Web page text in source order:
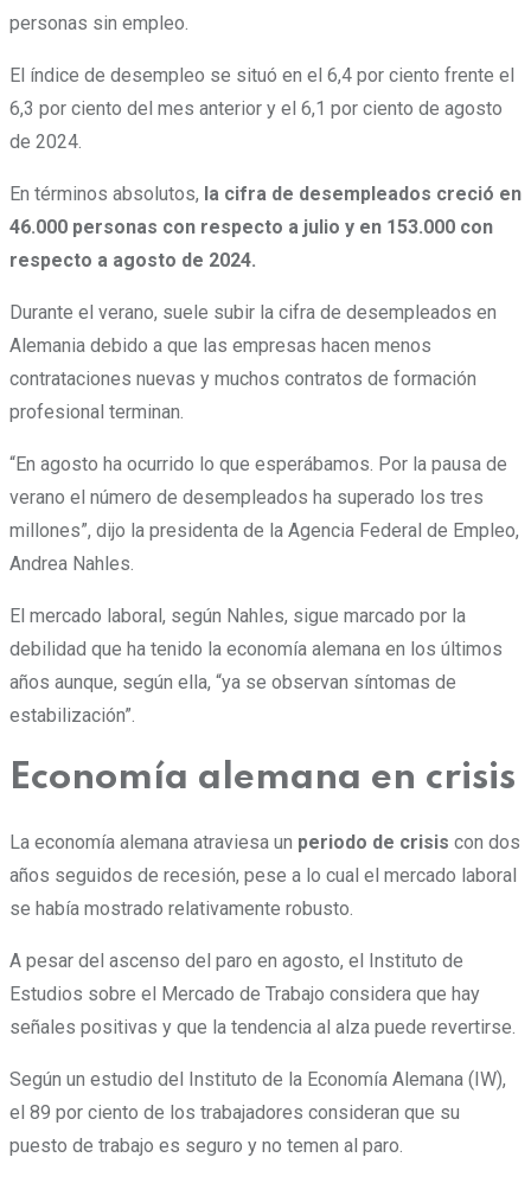
personas sin empleo.
El índice de desempleo se situó en el 6,4 por ciento frente el
6,3 por ciento del mes anterior y el 6,1 por ciento de agosto
de 2024.
En términos absolutos, la cifra de desempleados creció en
46.000 personas con respecto a julio y en 153.000 con
respecto a agosto de 2024.
Durante el verano, suele subir la cifra de desempleados en
Alemania debido a que las empresas hacen menos
contrataciones nuevas y muchos contratos de formación
profesional terminan.
“En agosto ha ocurrido lo que esperábamos. Por la pausa de
verano el número de desempleados ha superado los tres
millones”, dijo la presidenta de la Agencia Federal de Empleo,
Andrea Nahles.
El mercado laboral, según Nahles, sigue marcado por la
debilidad que ha tenido la economía alemana en los últimos
años aunque, según ella, “ya se observan síntomas de
estabilización”.
Economía alemana en crisis
La economía alemana atraviesa un periodo de crisis con dos
años seguidos de recesión, pese a lo cual el mercado laboral
se había mostrado relativamente robusto.
A pesar del ascenso del paro en agosto, el Instituto de
Estudios sobre el Mercado de Trabajo considera que hay
señales positivas y que la tendencia al alza puede revertirse.
Según un estudio del Instituto de la Economía Alemana (IW),
el 89 por ciento de los trabajadores consideran que su
puesto de trabajo es seguro y no temen al paro.